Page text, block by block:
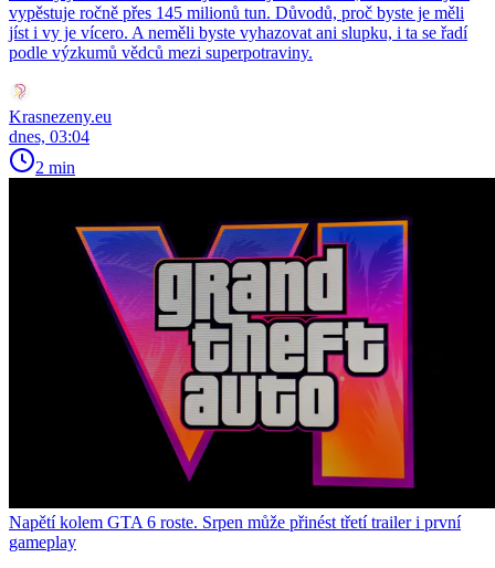
vypěstuje ročně přes 145 milionů tun. Důvodů, proč byste je měli
jíst i vy je vícero. A neměli byste vyhazovat ani slupku, i ta se řadí
podle výzkumů vědců mezi superpotraviny.
Krasnezeny.eu
dnes, 03:04
2 min
Napětí kolem GTA 6 roste. Srpen může přinést třetí trailer i první
gameplay